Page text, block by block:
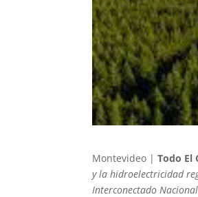
Montevideo |Todo El
y la hidroelectricidad
Interconectado